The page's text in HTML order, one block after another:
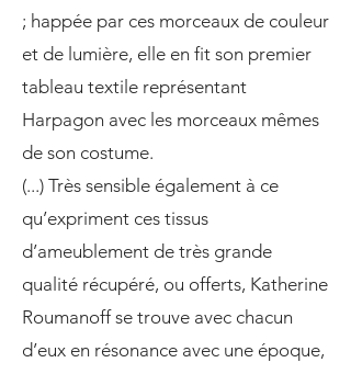
; happée par ces morceaux de couleur
et de lumière, elle en fit son premier
tableau textile représentant
Harpagon avec les morceaux mêmes
de son costume.
(...) Très sensible également à ce
qu’expriment ces tissus
d’ameublement de très grande
qualité récupéré, ou offerts, Katherine
Roumanoff se trouve avec chacun
d’eux en résonance avec une époque,